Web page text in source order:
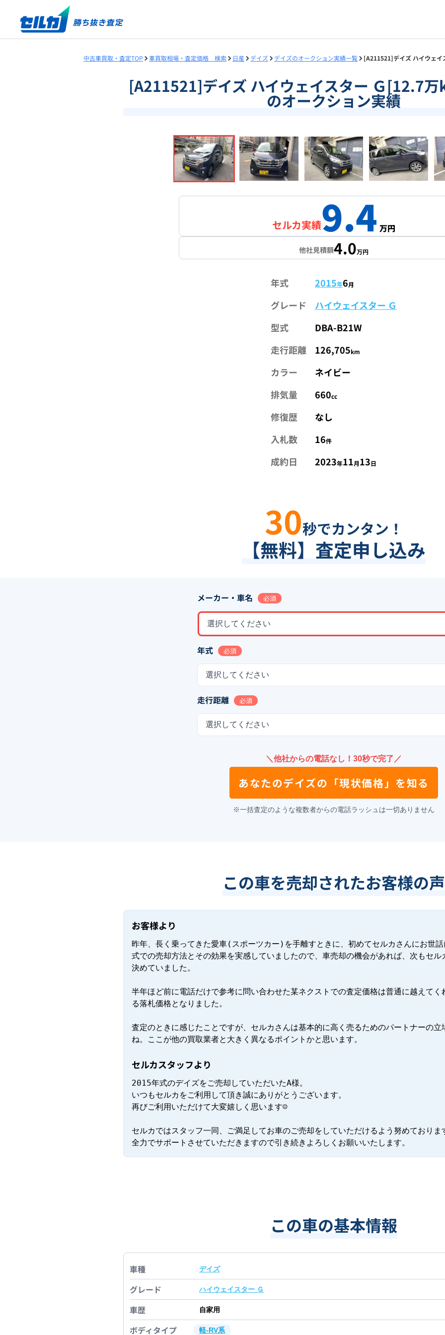
中古車買取・査定TOP 車買取相場・査定価格 検索 日産 デイズ デイズのオークション実績一覧 [A211521]デイズ ハイウェ
[A211521]デイズ ハイウェイスター Ｇ[12.7
のオークション実績
セルカ実績9.4 万円
他社見積額4.0万円
年式 2015年6月
グレード
ハイウェイスター Ｇ
型式
DBA-B21W
走行距離
126,705km
カラー
ネイビー
排気量
660cc
修復歴
なし
入札数
16件
成約日 2023年11月13日
30秒でカンタン！
【無料】査定申し込み
メーカー・車名 必須
選択してください
年式 必須
選択してください
走行距離 必須
選択してください
＼他社からの電話なし！30秒で完了／
あなたのデイズの 「現状価格」を知る
※一括査定のような複数者からの電話ラッシュは一切ありません
この車を売却されたお客様の声
お客様より
昨年、長く乗ってきた愛車(スポーツカー)を手離すときに、初めてセルカさんにお世
式での売却方法とその効果を実感していましたので、車売却の機会があれば、次もセ
決めていました。
半年ほど前に電話だけで参考に問い合わせた某ネクストでの査定価格は普通に越えて
る落札価格となりました。
査定のときに感じたことですが、セルカさんは基本的に高く売るためのパートナーの
ね。ここが他の買取業者と大きく異なるポイントかと思います。
セルカスタッフより
2015年式のデイズをご売却していただいたA様。
いつもセルカをご利用して頂き誠にありがとうございます。
再びご利用いただけて大変嬉しく思います☺
セルカではスタッフ一同、ご満足してお車のご売却をしていただけるよう努めておりま
全力でサポートさせていただきますので引き続きよろしくお願いいたします。
この車の基本情報
車種 デイズ
グレード ハイウェイスター Ｇ
車歴 自家用
ボディタイプ 軽-RV系